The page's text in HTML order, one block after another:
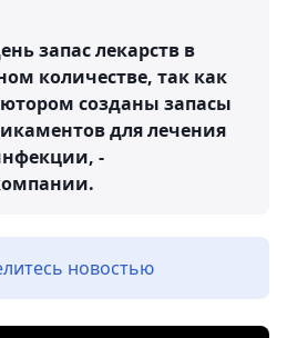
запас лекарств в
количестве, так как
созданы запасы
для лечения
-
новостью